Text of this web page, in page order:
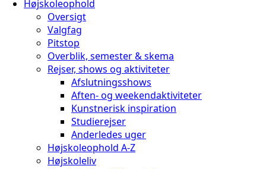
Højskoleophold
Oversigt
Valgfag
Pitstop
Overblik, semester & skema
Rejser, shows og aktiviteter
Afslutningsshows
Aften- og weekendaktiviteter
Kunstnerisk inspiration
Studierejser
Anderledes uger
Højskoleophold A-Z
Højskoleliv